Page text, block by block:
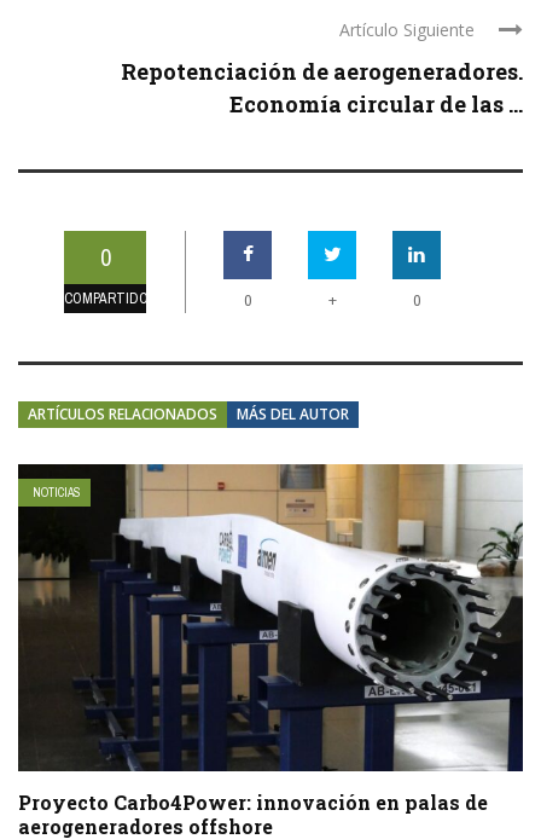
Artículo Siguiente
Repotenciación de aerogeneradores.
Economía circular de las ...
0
COMPARTIDOS 0 + 0
ARTÍCULOS RELACIONADOS MÁS DEL AUTOR
NOTICIAS
Proyecto Carbo4Power: innovación en palas de
aerogeneradores offshore